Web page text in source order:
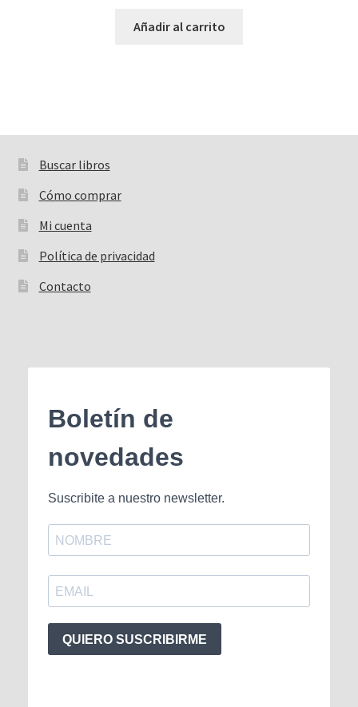
Añadir al carrito
Buscar libros
Buscar:
Cómo comprar
Mi cuenta
Política de privacidad
Contacto
Boletín de
novedades
Suscribite a nuestro newsletter.
QUIERO SUSCRIBIRME